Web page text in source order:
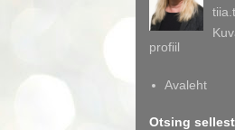
profiil
Avaleht
Otsing